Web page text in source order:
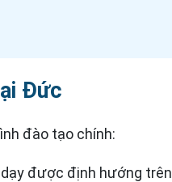
Đức
đào tạo chính:
được định hướng trên